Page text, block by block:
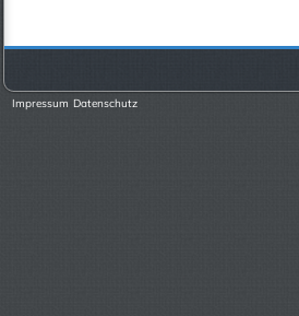
Impressum Datenschutz